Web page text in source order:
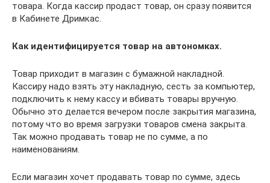
товара. Когда кассир продаст товар, он сразу появится
в Кабинете Дримкас.
Как идентифицируется товар на автономках.
Товар приходит в магазин с бумажной накладной.
Кассиру надо взять эту накладную, сесть за компьютер,
подключить к нему кассу и вбивать товары вручную.
Обычно это делается вечером после закрытия магазина,
потому что во время загрузки товаров смена закрыта.
Так можно продавать товар не по сумме, а по
наименованиям.
Если магазин хочет продавать товар по сумме, здесь